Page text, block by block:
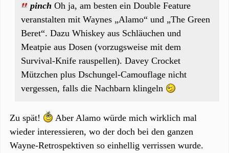
pinch Oh ja, am besten ein Double Feature
veranstalten mit Waynes „Alamo“ und „The Green
Beret“. Dazu Whiskey aus Schläuchen und
Meatpie aus Dosen (vorzugsweise mit dem
Survival-Knife rauspellen). Davey Crocket
Mützchen plus Dschungel-Camouflage nicht
vergessen, falls die Nachbarn klingeln
Zu spät!
Aber Alamo würde mich wirklich mal
wieder interessieren, wo der doch bei den ganzen
Wayne-Retrospektiven so einhellig verrissen wurde.